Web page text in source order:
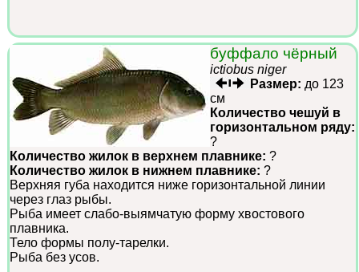
буффало чёрный
ictiobus niger
Размер: до 123
см
Количество чешуй в
горизонтальном ряду:
?
Количество жилок в верхнем плавнике: ?
Количество жилок в нижнем плавнике: ?
Верхняя губа находится ниже горизонтальной линии
через глаз рыбы.
Рыба имеет слабо-выямчатую форму хвостового
плавника.
Тело формы полу-тарелки.
Рыба без усов.